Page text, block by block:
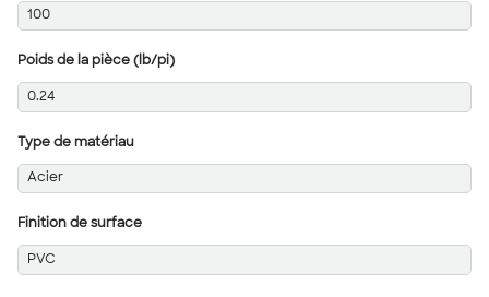
100
Poids de la pièce (lb/pi)
0.24
Type de matériau
Acier
Finition de surface
PVC